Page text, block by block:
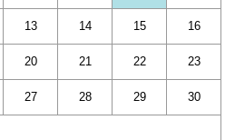
13 14 15 16
20 21 22 23
27 28 29 30